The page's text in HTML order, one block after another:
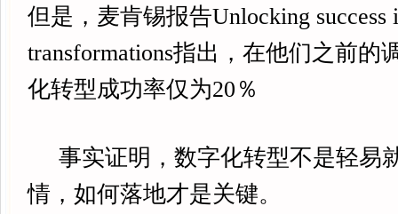
但是，麦肯锡报告Unlocking success
transformations指出，在他们之前的
化转型成功率仅为20％
事实证明，数字化转型不是轻易
情，如何落地才是关键。